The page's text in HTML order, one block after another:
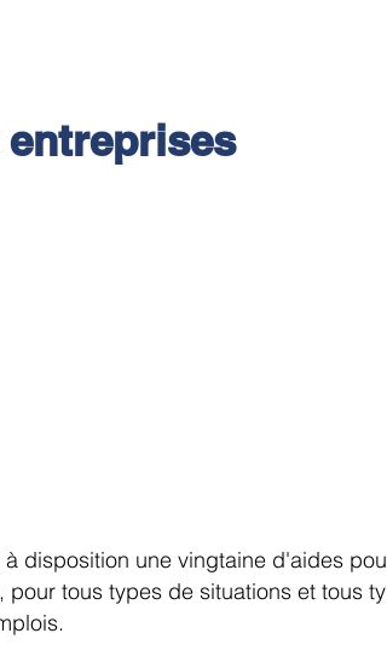
entreprises
disposition une vingtaine d'aides
tous types de situations et tous